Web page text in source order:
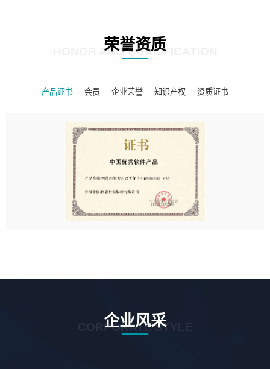
荣誉资质
HONOR AND QUALIFICATION
产品证书 会员 企业荣誉 知识产权 资质证书
企业风采
CORPORATE STYLE